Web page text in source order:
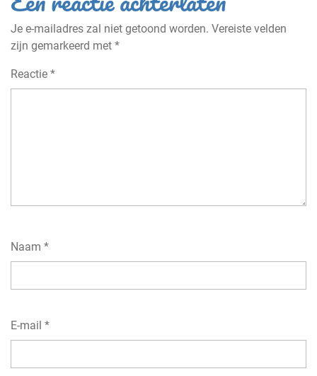
Je e-mailadres zal niet getoond worden. Vereiste velden
zijn gemarkeerd met *
Reactie *
Naam *
E-mail *